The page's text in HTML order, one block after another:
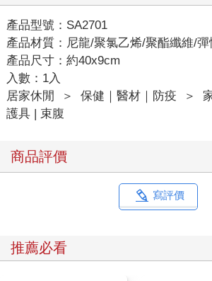
產品型號：SA2701
產品材質：尼龍/聚氯乙烯/聚酯纖維/彈
產品尺寸：約40x9cm
入數：1入
居家休閒
＞ 保健｜醫材｜防疫 ＞
護具 | 束腹
商品評價
寫評價
推薦必看